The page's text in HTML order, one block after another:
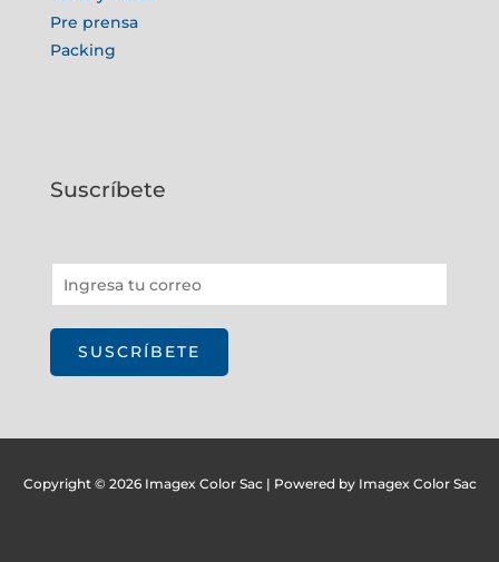
Pre prensa
Packing
Suscríbete
m
a
SUSCRÍBETE
Copyright © 2026 Imagex Color Sac | Powered by Imagex Color Sac